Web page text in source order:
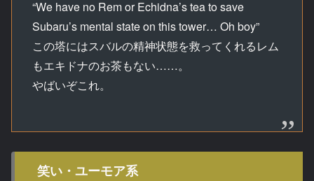
“We have no Rem or Echidna’s tea to save
Subaru’s mental state on this tower… Oh boy”
この塔にはスバルの精神状態を救ってくれるレム
もエキドナのお茶もない……。
やばいぞこれ。
笑い・ユーモア系